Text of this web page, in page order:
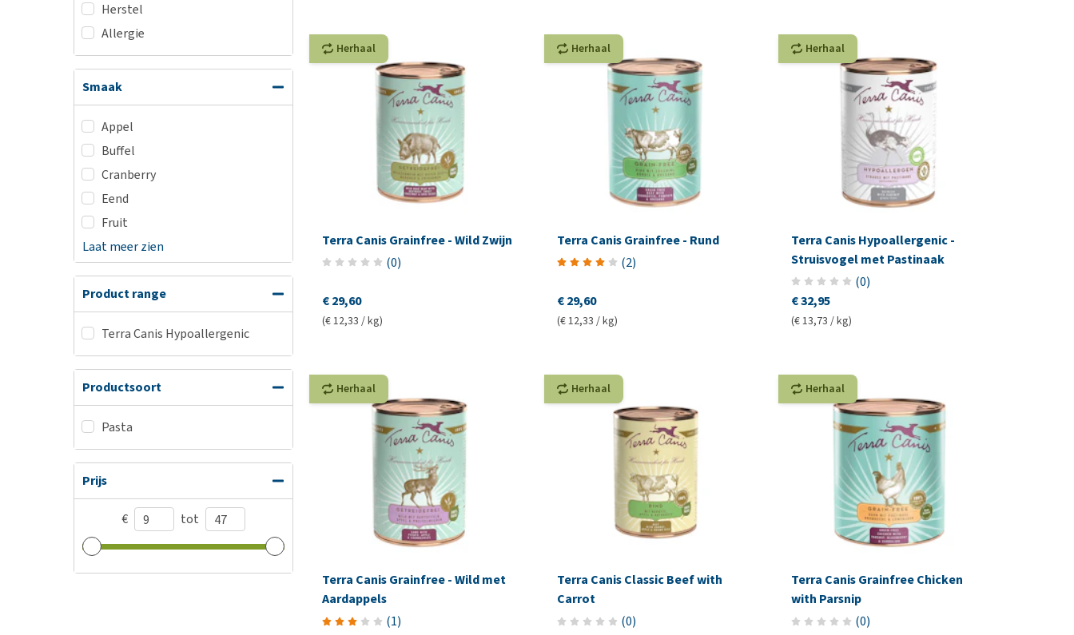
Herstel
Allergie
Smaak
Appel
Buffel
Cranberry
Eend
Fruit
Laat meer zien
Product range
Terra Canis Hypoallergenic
Productsoort
Pasta
Prijs
€ tot
Herhaal
Terra Canis Grainfree - Wild Zwijn
(0)
€ 29,60
(€ 12,33 / kg)
Herhaal
Terra Canis Grainfree - Rund
(2)
€ 29,60
(€ 12,33 / kg)
Herhaal
Terra Canis Hypoallergenic -
Struisvogel met Pastinaak
(0)
€ 32,95
(€ 13,73 / kg)
Herhaal
Terra Canis Grainfree - Wild met
Aardappels
(1)
Herhaal
Terra Canis Classic Beef with
Carrot
(0)
Herhaal
Terra Canis Grainfree Chicken
with Parsnip
(0)